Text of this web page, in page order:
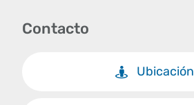
Contacto
Ubicación